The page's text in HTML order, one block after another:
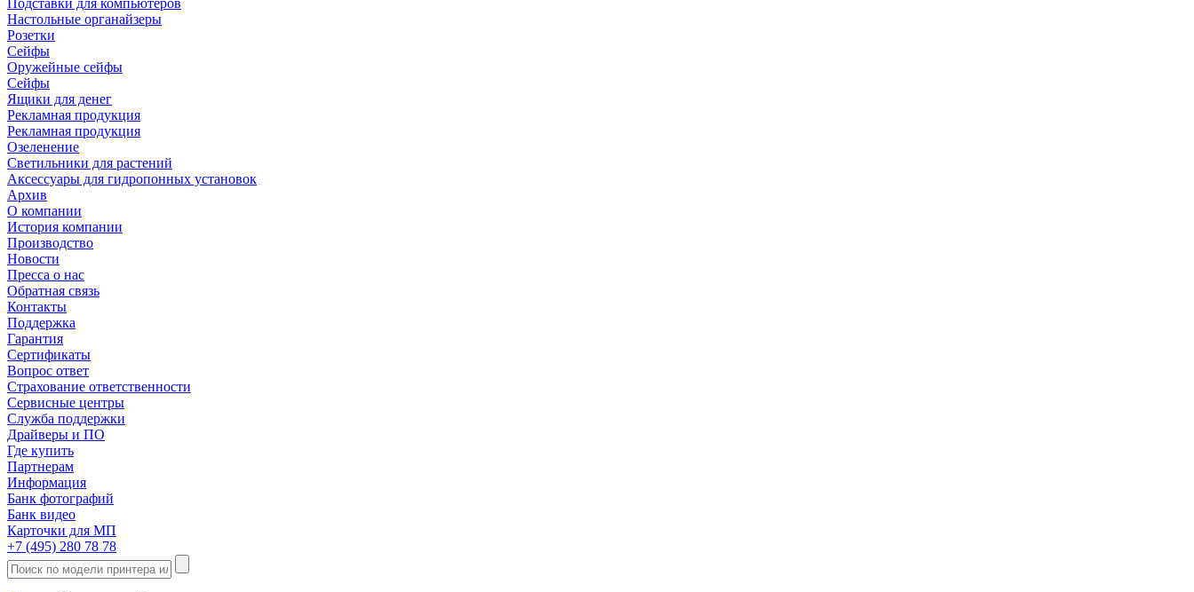
Подставки для компьютеров
Настольные органайзеры
Розетки
Сейфы
Оружейные сейфы
Сейфы
Ящики для денег
Рекламная продукция
Рекламная продукция
Озеленение
Светильники для растений
Аксессуары для гидропонных установок
Архив
О компании
История компании
Производство
Новости
Пресса о нас
Обратная связь
Контакты
Поддержка
Гарантия
Сертификаты
Вопрос ответ
Страхование ответственности
Сервисные центры
Служба поддержки
Драйверы и ПО
Где купить
Партнерам
Информация
Банк фотографий
Банк видео
Карточки для МП
+7 (495) 280 78 78